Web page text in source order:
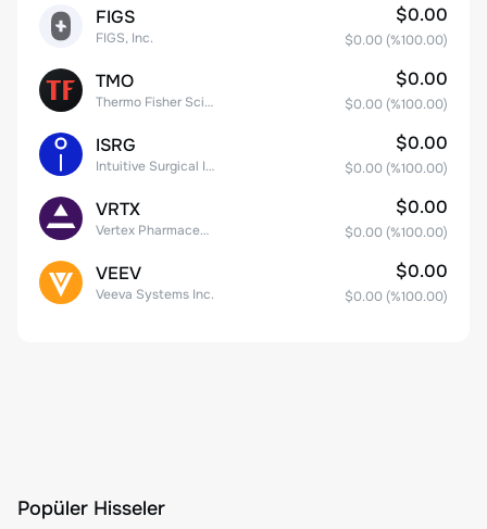
FIGS
FIGS, Inc.
$0.00
$0.00 (%100.00)
TMO
Thermo Fisher Scientific, Inc.
$0.00
$0.00 (%100.00)
ISRG
Intuitive Surgical Inc.
$0.00
$0.00 (%100.00)
VRTX
Vertex Pharmaceuticals Inc
$0.00
$0.00 (%100.00)
VEEV
Veeva Systems Inc.
$0.00
$0.00 (%100.00)
Popüler Hisseler